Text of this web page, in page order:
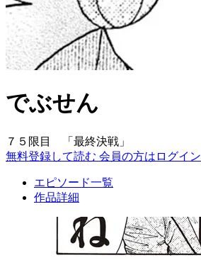
でぶせん
７５限目 「最終決戦」
無料登録して読む 会員の方はログイン
エピソード一覧
作品詳細